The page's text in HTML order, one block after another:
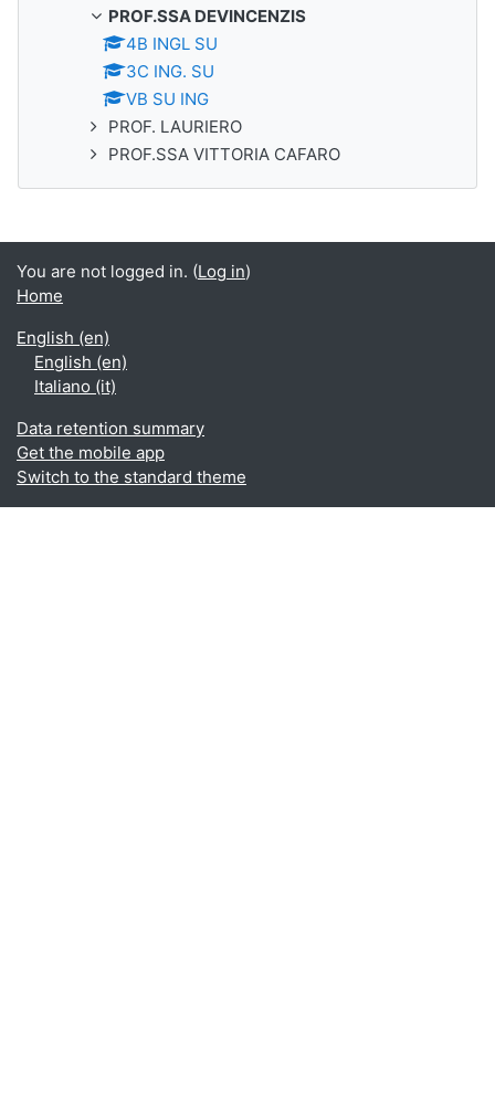
PROF.SSA DEVINCENZIS
4B INGL SU
3C ING. SU
VB SU ING
PROF. LAURIERO
PROF.SSA VITTORIA CAFARO
You are not logged in. (Log in)
Home
English ‎(en)‎
English ‎(en)‎
Italiano ‎(it)‎
Data retention summary
Get the mobile app
Switch to the standard theme